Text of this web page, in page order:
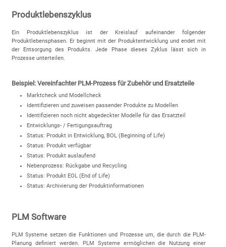
Produktlebenszyklus
Ein Produktlebenszyklus ist der Kreislauf aufeinander folgender
Produktlebensphasen. Er beginnt mit der Produktentwicklung und endet mit
der Entsorgung des Produkts. Jede Phase dieses Zyklus lässt sich in
Prozesse unterteilen.
Beispiel: Vereinfachter PLM-Prozess für Zubehör und Ersatzteile
Marktcheck und Modellcheck
Identifizieren und zuweisen passender Produkte zu Modellen
Identifizieren noch nicht abgedeckter Modelle für das Ersatzteil
Entwicklungs- / Fertigungsauftrag
Status: Produkt in Entwicklung, BOL (Beginning of Life)
Status: Produkt verfügbar
Status: Produkt auslaufend
Nebenprozess: Rückgabe und Recycling
Status: Produkt EOL (End of Life)
Status: Archivierung der Produktinformationen
PLM Software
PLM Systeme setzen die Funktionen und Prozesse um, die durch die PLM-
Planung definiert werden. PLM Systeme ermöglichen die Nutzung einer